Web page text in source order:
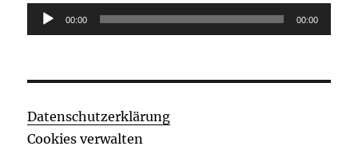
Audio-
Player
00:00 00:00
Datenschutzerklärung
Cookies verwalten